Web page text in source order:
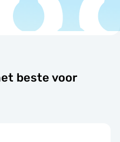
beste voor